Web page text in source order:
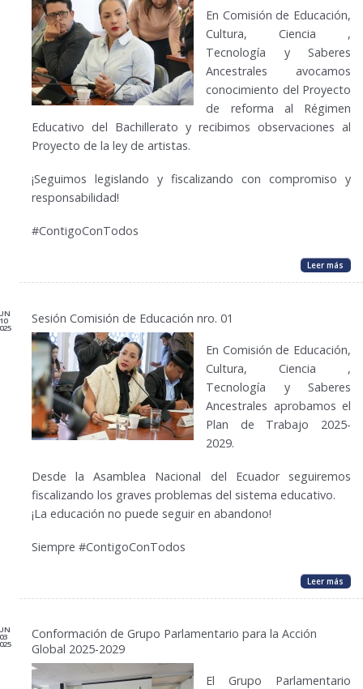
En Comisión de Educación,
Cultura, Ciencia ,
Tecnología y Saberes
Ancestrales avocamos
conocimiento del Proyecto
de reforma al Régimen
Educativo del Bachillerato y recibimos observaciones al
Proyecto de la ley de artistas.
¡Seguimos legislando y fiscalizando con compromiso y
responsabilidad!
#ContigoConTodos
Leer más
10 Sesión Comisión de Educación nro. 01
En Comisión de Educación,
Cultura, Ciencia ,
Tecnología y Saberes
Ancestrales aprobamos el
Plan de Trabajo 2025-
2029.
Desde la Asamblea Nacional del Ecuador seguiremos
fiscalizando los graves problemas del sistema educativo.
¡La educación no puede seguir en abandono!
Siempre #ContigoConTodos
Leer más
03
Conformación de Grupo Parlamentario para la Acción
Global 2025-2029
El Grupo Parlamentario